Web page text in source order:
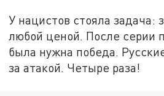
У нацистов стояла задача:
любой ценой. После серии
была нужна победа.
за атакой. Четыре раза!